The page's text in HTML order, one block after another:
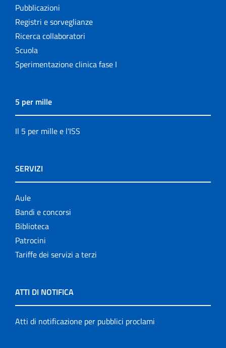
Pubblicazioni
Registri e sorveglianze
Ricerca collaboratori
Scuola
Sperimentazione clinica fase I
5 per mille
Il 5 per mille e l'ISS
SERVIZI
Aule
Bandi e concorsi
Biblioteca
Patrocini
Tariffe dei servizi a terzi
ATTI DI NOTIFICA
Atti di notificazione per pubblici proclami